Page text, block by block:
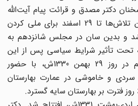
در پی سخنان دکتر مصدق و قرائت پیام آیت‌الله
کاشانی آغاز شد.[64] این تلاش‌ها تا 29 اسفند برای ملی کردن
بدین سان در مجلس شانزدهم به
تأثیر شرایط سیاسی پس از این
رویداد، مجلس شانزدهم در روز 29 بهمن 1330ش، با حضور
و خاموشی در عمارت بهارستان